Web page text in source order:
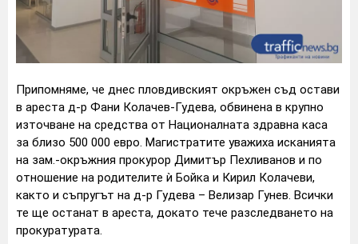
Припомняме, че днес пловдивският окръжен съд остави
в ареста д-р Фани Колачев-Гудева, обвинена в крупно
източване на средства от Националната здравна каса
за близо 500 000 евро. Магистратите уважиха исканията
на зам.-окръжния прокурор Димитър Пехливанов и по
отношение на родителите ѝ Бойка и Кирил Колачеви,
както и съпругът на д-р Гудева – Велизар Гунев. Всички
те ще останат в ареста, докато тече разследването на
прокуратурата.